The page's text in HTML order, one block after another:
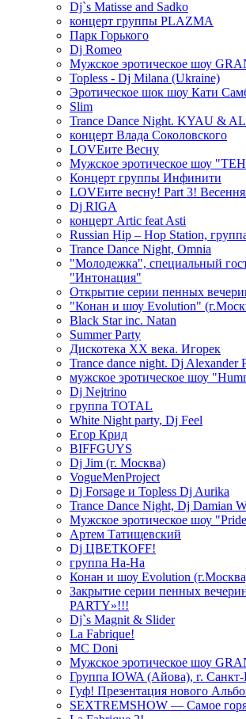
Dj`s Matisse and Sadko
концерт группы PLAZMA
Парк Горького
Dj Romeo
Мужское эротическое шоу
Topless - Dj Milana (Ukraine)
Эротическое шок шоу Кати
Slim
Trance Dance Night. KYAU &
концерт Влада Соколовского
LOVEите Весну
Мужское эротическое шоу
Концерт группы Инфинити
LOVEите весну! Part 3!
Dj RIGA
концерт Artic feat Asti
Russian Hip – Hop Station,
Trance Dance Night, Omnia
"Молодежка", специальный
"Интонация"
Открытие серии пенных
"Конан и шоу Evolution"
Black Star inc. Natan
Summer Party
Дискотека ХХ века. Игорек
Trance dance night. Dj Alexander
мужское эротическое шоу
Dj Nejtrino
группа TOTAL
White Night party, Dj Feel
Егор Крид
BIFFGUYS
Dj Jim (г. Москва)
VogueMenProject
Dj Forsage и Topless Dj Aurika
Trance Dance Night, Dj Damian
Мужское эротическое шоу
Артем Татищевский
Dj ЦВЕТКOFF!
группа На-На
Конан и шоу Evolution
Закрытие серии пенных
PARTY»!!!
Dj`s Magnit & Slider
La Fabrique!
MC Doni
Мужское эротическое шоу
Группа IOWA (Айова), г. Санкт-
Гуф! Презентация нового
SEXTREMSHOW — Самое